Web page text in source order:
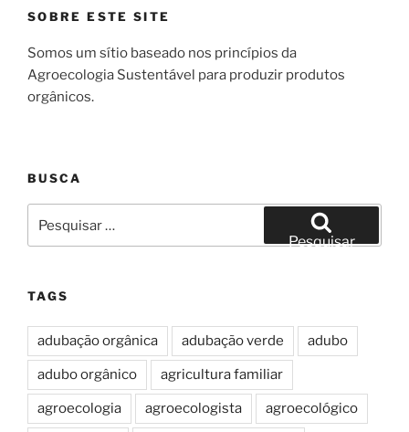
SOBRE ESTE SITE
Somos um sítio baseado nos princípios da
Agroecologia Sustentável para produzir produtos
orgânicos.
BUSCA
por:
Pesquisar
TAGS
adubação orgânica adubação verde adubo
adubo orgânico agricultura familiar
agroecologia agroecologista agroecológico